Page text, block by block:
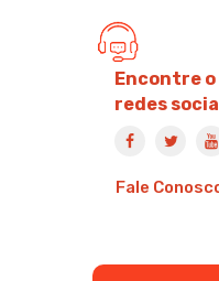
Encontre
redes
Fale